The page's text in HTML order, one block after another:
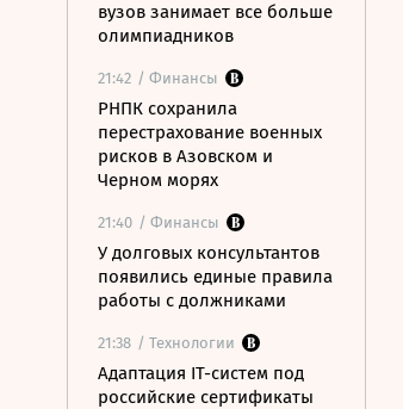
вузов занимает все больше
олимпиадников
21:42 / Финансы
РНПК сохранила
перестрахование военных
рисков в Азовском и
Черном морях
21:40 / Финансы
У долговых консультантов
появились единые правила
работы с должниками
21:38 / Технологии
Адаптация IT-систем под
российские сертификаты